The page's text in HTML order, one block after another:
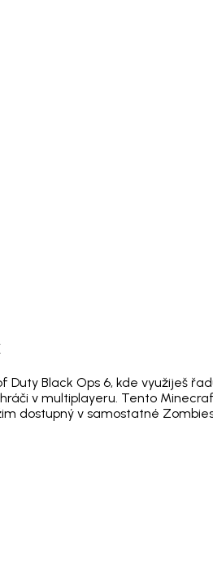
Black Ops 6, kde využiješ
v multiplayeru. Tento
dostupný v samostatné